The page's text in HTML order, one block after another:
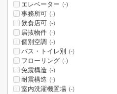
エレベーター (-)
事務所可 (-)
飲食店可 (-)
居抜物件 (-)
個別空調 (-)
バス・トイレ別 (-)
フローリング (-)
免震構造 (-)
耐震構造 (-)
室内洗濯機置場 (-)